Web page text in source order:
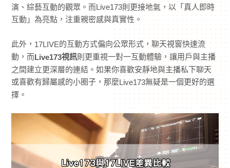
演、綜藝互動的觀眾。而Live173則更接地氣，以「真人即時
互動」為亮點，注重親密感與真實性。
此外， 17LIVE的互動方式偏向公眾形式，聊天視窗快速流
動，而Live173視訊則更重視一對一互動體驗，讓用戶與主播
之間建立更深層的連結。如果你喜歡安靜地與主播私下聊天
或喜歡有歸屬感的小圈子，那麼Live173無疑是一個更好的選
擇。